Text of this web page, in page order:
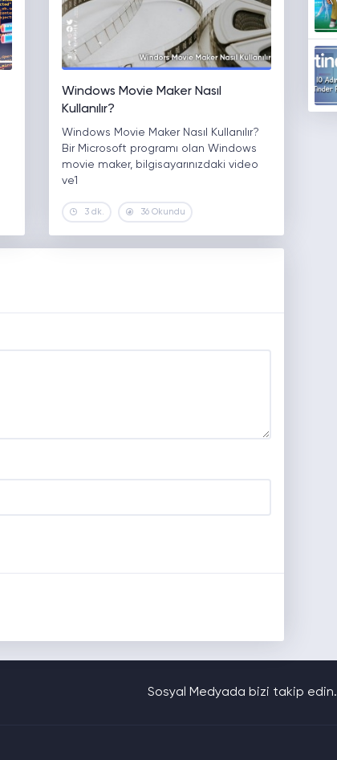
Windows Movie Maker Nasıl
Kullanılır?
Windows Movie Maker Nasıl Kullanılır?
Bir Microsoft programı olan Windows
movie maker, bilgisayarınızdaki video
ve1
3 dk. 36 Okundu
Sosyal Medyada bizi takip edin.